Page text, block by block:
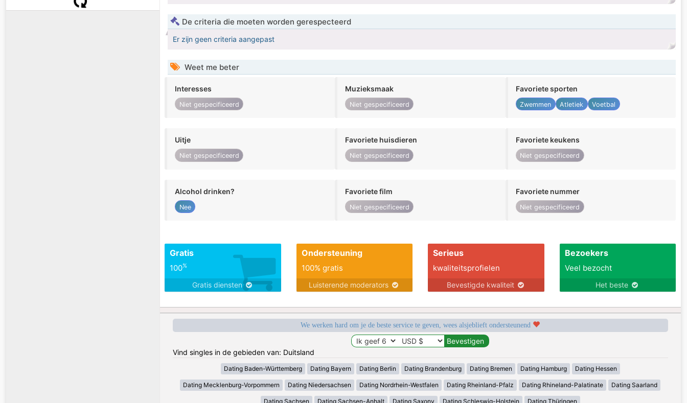
De criteria die moeten worden gerespecteerd
Er zijn geen criteria aangepast
Weet me beter
Interesses
Niet gespecificeerd
Muzieksmaak
Niet gespecificeerd
Favoriete sporten
Zwemmen Atletiek Voetbal
Uitje
Niet gespecificeerd
Favoriete huisdieren
Niet gespecificeerd
Favoriete keukens
Niet gespecificeerd
Alcohol drinken?
Nee
Favoriete film
Niet gespecificeerd
Favoriete nummer
Niet gespecificeerd
Gratis
100%
Gratis diensten
Ondersteuning
100% gratis
Luisterende moderators
Serieus
kwaliteitsprofielen
Bevestigde kwaliteit
Bezoekers
Veel bezocht
Het beste
We werken hard om je de beste service te geven, wees alsjeblieft ondersteunend
Vind singles in de gebieden van: Duitsland
Dating Baden-Württemberg Dating Bayern Dating Berlin Dating Brandenburg Dating Bremen Dating Hamburg Dating Hessen
Dating Mecklenburg-Vorpommern Dating Niedersachsen Dating Nordrhein-Westfalen Dating Rheinland-Pfalz Dating Rhineland-Palatinate Dating Saarland
Dating Sachsen Dating Sachsen-Anhalt Dating Saxony Dating Schleswig-Holstein Dating Thüringen